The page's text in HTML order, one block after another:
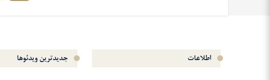
اطلاعات جدیدترین ویدئو‌ها